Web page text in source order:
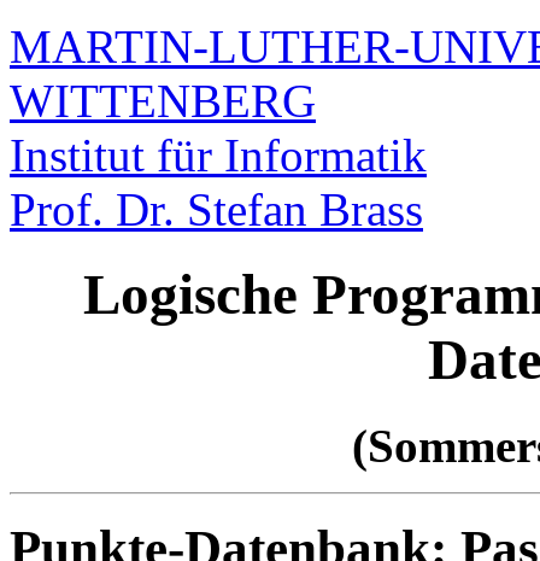
MARTIN-LUTHER-
WITTENBERG
Institut für Informatik
Prof. Dr. Stefan Brass
Logische
Punkte-Datenbank: